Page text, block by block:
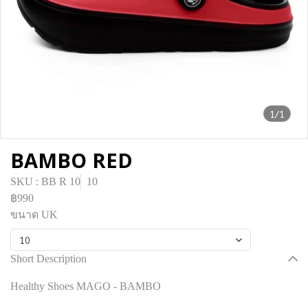
1/1
BAMBO RED
SKU : BB R 10 10
฿990
ขนาด UK
10
Short Description
Healthy Shoes MAGO - BAMBO